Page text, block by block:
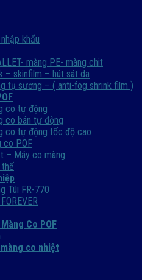
khẩu
màng PE- màng chit
– skinfilm – hút sát da
tụ sương – ( anti-fog shrink film )
co tự động
co bán tự động
co tự động tốc độ cao
co POF
– Máy co màng
Túi FR-770
Co POF
co nhiệt